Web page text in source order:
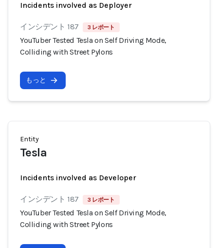
Incidents involved as Deployer
インシデント 187 3 レポート
YouTuber Tested Tesla on Self Driving Mode,
Colliding with Street Pylons
もっと
Entity
Tesla
Incidents involved as Developer
インシデント 187 3 レポート
YouTuber Tested Tesla on Self Driving Mode,
Colliding with Street Pylons